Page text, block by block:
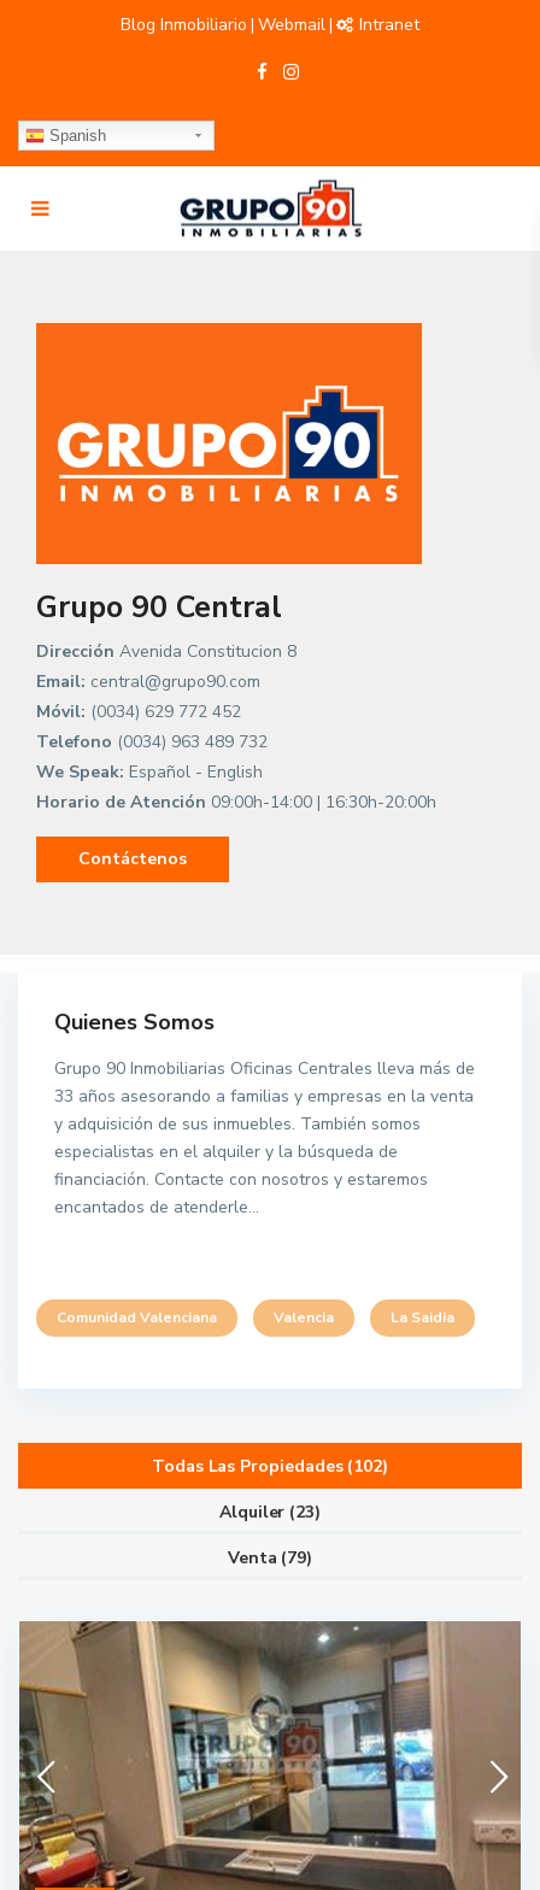
Blog Inmobiliario | Webmail| Intranet
Spanish
Grupo 90 Central
Dirección Avenida Constitucion 8
Email: central@grupo90.com
Móvil: (0034) 629 772 452
Telefono (0034) 963 489 732
We Speak: Español - English
Horario de Atención 09:00h-14:00 | 16:30h-20:00h
Contáctenos
Quienes Somos
Grupo 90 Inmobiliarias Oficinas Centrales lleva más de
33 años asesorando a familias y empresas en la venta
y adquisición de sus inmuebles. También somos
especialistas en el alquiler y la búsqueda de
financiación. Contacte con nosotros y estaremos
encantados de atenderle…
Comunidad Valenciana Valencia La Saidia
Todas Las Propiedades (102)
Alquiler (23)
Venta (79)